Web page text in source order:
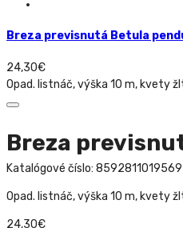
Breza previsnutá Betula
24,30€
Opad. listnáč, výška 10 m, kvety
Breza
Katalógové číslo: 8592811019569
Opad. listnáč, výška 10 m, kvety
24,30€